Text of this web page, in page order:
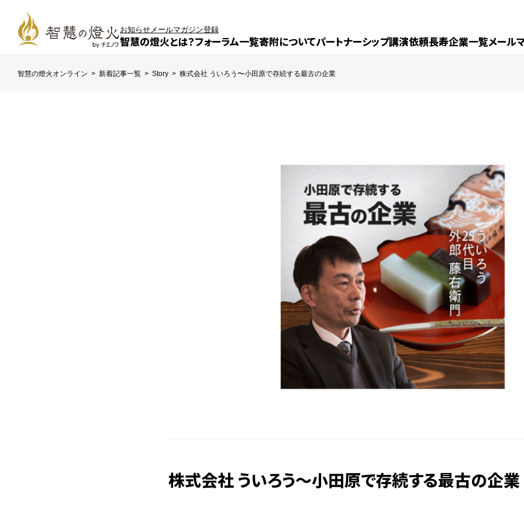
智慧の燈火とは？フォーラム一覧寄附についてパートナーシップ講演依頼長寿企業一覧メール
お知らせメールマガジン登録
智慧の燈火オンライン > 新着記事一覧 > Story > 株式会社 ういろう〜小田原で存続する最古の企業
株式会社 ういろう〜小田原で存続する最古の企業